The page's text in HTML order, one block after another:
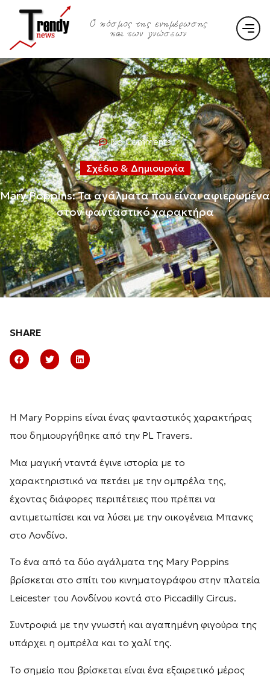
Ο κόσμος της ενημέρωσης
και των γνώσεων
No Comments
Σχέδιο & Δημιουργία
Mary Poppins: Τα αγάλματα που είναι αφιερωμένα
στον φανταστικό χαρακτήρα
SHARE
Η Mary Poppins είναι ένας φανταστικός χαρακτήρας
που δημιουργήθηκε από την PL Travers.
Μια μαγική νταντά έγινε ιστορία με το
χαρακτηριστικό να πετάει με την ομπρέλα της,
έχοντας διάφορες περιπέτειες που πρέπει να
αντιμετωπίσει και να λύσει με την οικογένεια Μπανκς
στο Λονδίνο.
Το ένα από τα δύο αγάλματα της Mary Poppins
βρίσκεται στο σπίτι του κινηματογράφου στην πλατεία
Leicester του Λονδίνου κοντά στο Piccadilly Circus.
Συντροφιά με την γνωστή και αγαπημένη φιγούρα της
υπάρχει η ομπρέλα και το χαλί της.
Το σημείο που βρίσκεται είναι ένα εξαιρετικό μέρος